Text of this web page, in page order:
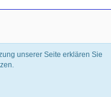
Konzertabend mit
unserer Seite erklären Sie